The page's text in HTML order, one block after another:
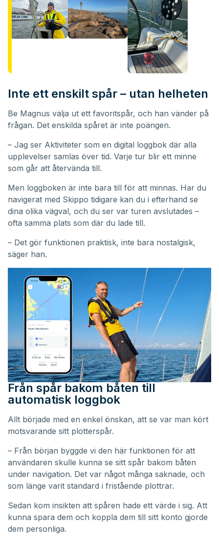
Inte ett enskilt spår – utan helheten
Be Magnus välja ut ett favoritspår, och han vänder på
frågan. Det enskilda spåret är inte poängen.
– Jag ser Aktiviteter som en digital loggbok där alla
upplevelser samlas över tid. Varje tur blir ett minne
som går att återvända till.
Men loggboken är inte bara till för att minnas. Har du
navigerat med Skippo tidigare kan du i efterhand se
dina olika vägval, och du ser var turen avslutades –
ofta samma plats som där du lade till.
– Det gör funktionen praktisk, inte bara nostalgisk,
säger han.
Från spår bakom båten till
automatisk loggbok
Allt började med en enkel önskan, att se var man kört
motsvarande sitt plotterspår.
– Från början byggde vi den här funktionen för att
användaren skulle kunna se sitt spår bakom båten
under navigation. Det var något många saknade, och
som länge varit standard i fristående plottrar.
Sedan kom insikten att spåren hade ett värde i sig. Att
kunna spara dem och koppla dem till sitt konto gjorde
dem personliga.